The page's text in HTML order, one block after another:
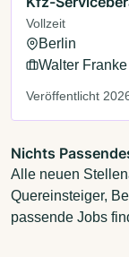
Vollzeit
Berlin
Walter
Veröffentlicht
Nichts
Alle neuen
Quereinsteiger,
passende Jobs